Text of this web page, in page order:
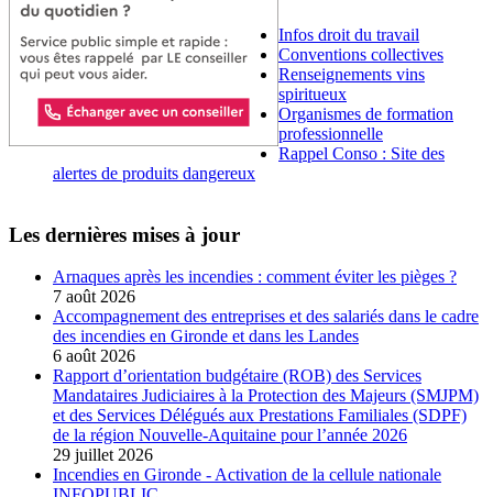
Infos droit du travail
Conventions collectives
Renseignements vins
spiritueux
Organismes de formation
professionnelle
Rappel Conso : Site des
alertes de produits dangereux
Les dernières mises à jour
Arnaques après les incendies : comment éviter les pièges ?
7 août 2026
Accompagnement des entreprises et des salariés dans le cadre
des incendies en Gironde et dans les Landes
6 août 2026
Rapport d’orientation budgétaire (ROB) des Services
Mandataires Judiciaires à la Protection des Majeurs (SMJPM)
et des Services Délégués aux Prestations Familiales (SDPF)
de la région Nouvelle-Aquitaine pour l’année 2026
29 juillet 2026
Incendies en Gironde - Activation de la cellule nationale